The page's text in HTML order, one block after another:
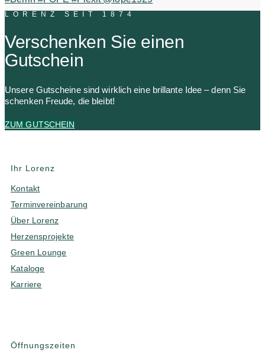
LORENZ SEIT 1874
Verschenken Sie einen
Gutschein
Unsere Gutscheine sind wirklich eine brillante Idee – denn Sie
schenken Freude, die bleibt!
ZUM GUTSCHEIN
Ihr Lorenz
Kontakt
Terminvereinbarung
Über Lorenz
Herzensprojekte
Green Lounge
Kataloge
Karriere
Öffnungszeiten